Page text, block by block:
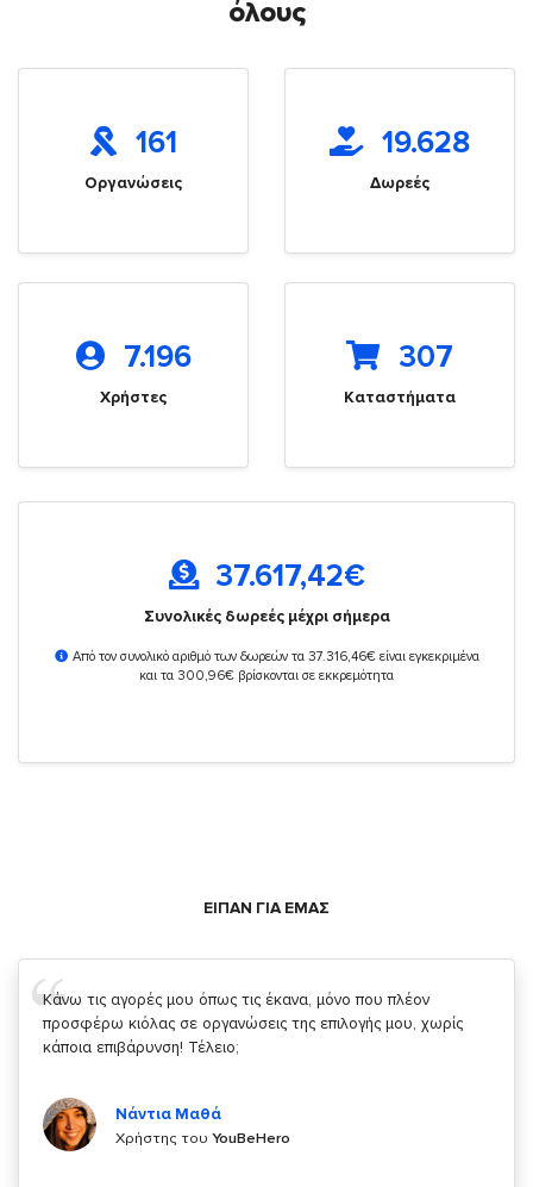
όλους
161
Οργανώσεις
19.628
Δωρεές
7.196
Χρήστες
307
Καταστήματα
37.617,42€
Συνολικές δωρεές μέχρι σήμερα
Από τον συνολικό αριθμό των δωρεών τα 37.316,46€ είναι εγκεκριμένα
και τα 300,96€ βρίσκονται σε εκκρεμότητα
ΕΙΠΑΝ ΓΙΑ ΕΜΑΣ
Σας ευχαριστώ που μας δίνετε την δυνατότητα να κάνουμε
κάτι!
Χρήστης τουYouBeHero